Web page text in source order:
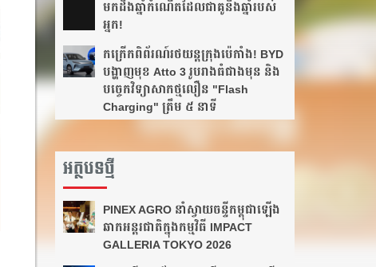
មក​ដឹងឆ្នាំ​កំណើត​ដែល​ជា​គូ​នឹង​ឆ្នាំ​របស់​
អ្នក!​
កក្រើកពិព័រណ៍រថយន្តក្រុងប៉េកាំង! BYD
បង្ហាញមុខ Atto 3 រូបរាងធំជាងមុន និង
បច្ចេកវិទ្យាសាកថ្មលឿន "Flash
Charging" ត្រឹម ៥ នាទី
អត្ថបទថ្មី
PINEX AGRO នាំ​ស្វាយចន្ទី​កម្ពុជា​ឡើង​
ឆាក​អន្តរជាតិ​​ក្នុង​កម្មវិធី​ IMPACT
GALLERIA TOKYO 2026